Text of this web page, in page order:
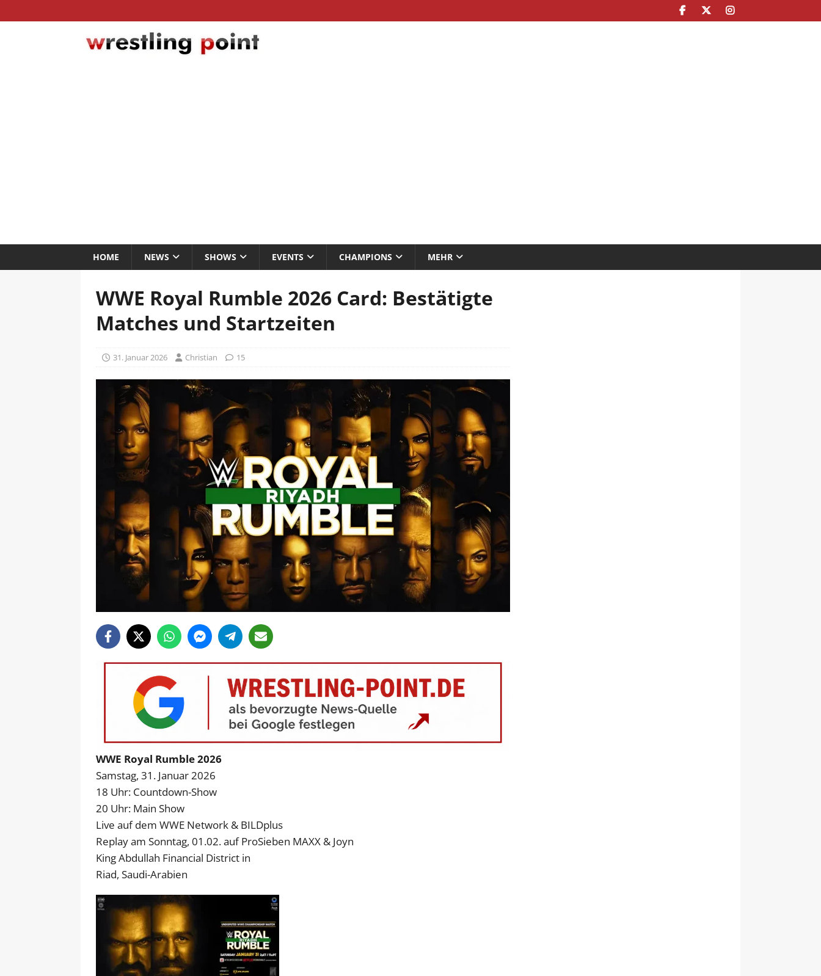
HOME NEWS SHOWS EVENTS CHAMPIONS MEHR
WWE Royal Rumble 2026 Card: Bestätigte
Matches und Startzeiten
31. Januar 2026 Christian 15
WWE Royal Rumble 2026
Samstag, 31. Januar 2026
18 Uhr: Countdown-Show
20 Uhr: Main Show
Live auf dem WWE Network & BILDplus
Replay am Sonntag, 01.02. auf ProSieben MAXX & Joyn
King Abdullah Financial District in
Riad, Saudi-Arabien